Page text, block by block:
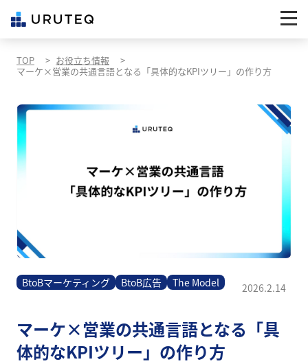
TOP
お役立ち情報
マーケ×営業の共通言語となる「具体的なKPIツリー」の作り方
BtoBマーケティング BtoB広告 The Model 2026.2.14
マーケ×営業の共通言語となる「具
体的なKPIツリー」の作り方